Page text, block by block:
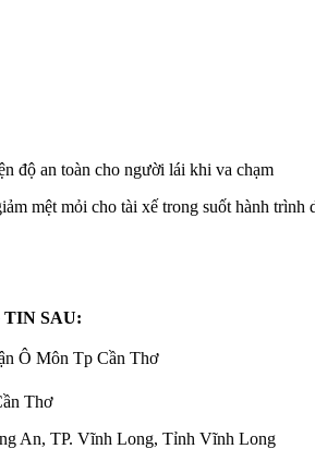
độ an toàn cho người lái khi va chạm
mệt mỏi cho tài xế trong suốt hành trình
SAU:
Ô Môn Tp Cần Thơ
Thơ
An, TP. Vĩnh Long, Tỉnh Vĩnh Long